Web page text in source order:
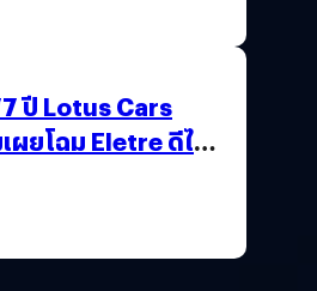
ปี Lotus Cars
ยโฉม Eletre ดีไซน์